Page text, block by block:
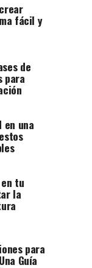
fácil y
de
para
en una
tu
la
para
Guía